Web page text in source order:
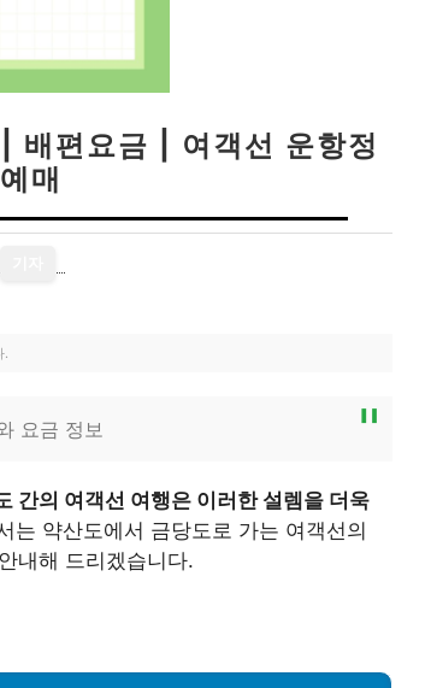
배편요금 | 여객선 운항정
매
.
요금 정보
간의 여객선 여행은 이러한 설렘을 더욱
는 약산도에서 금당도로 가는 여객선의
내해 드리겠습니다.